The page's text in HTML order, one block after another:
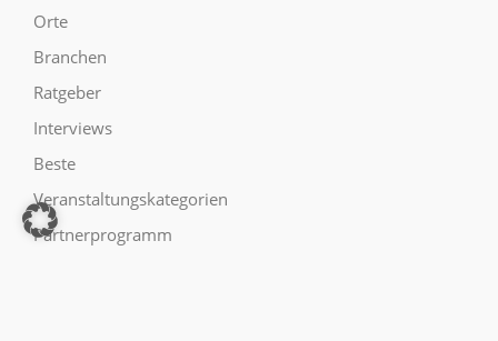
Orte
Branchen
Ratgeber
Interviews
Beste
Veranstaltungskategorien
Partnerprogramm